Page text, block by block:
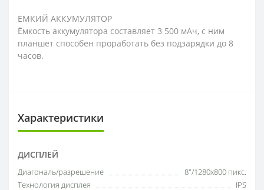
ЁМКИЙ АККУМУЛЯТОР
Ёмкость аккумулятора составляет 3 500 мАч, с ним
планшет способен проработать без подзарядки до 8
часов.
Характеристики
ДИСПЛЕЙ
Диагональ/разрешение
8"/1280x800 пикс.
Технология дисплея
IPS